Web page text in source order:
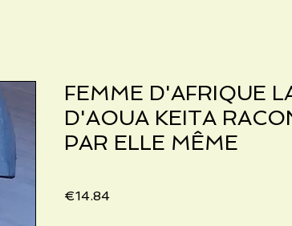
FEMME D'AFRIQUE
D'AOUA KEITA
PAR ELLE MÊME
€14.84Price